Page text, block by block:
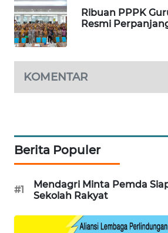
Ribuan PPPK
Resmi
KOMENTAR
Berita Populer
#1
Mendagri Minta Pemda
Sekolah Rakyat
WISATA
LAPAK
WAHANA
Wahana
Network
LISTRIK
MASYARAKAT
KELISTRIKAN